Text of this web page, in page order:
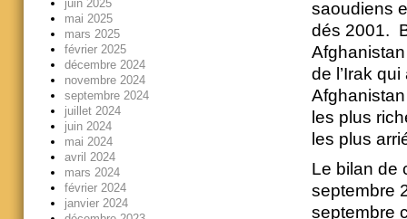
saoudiens
dés 2001.
de l’Irak
les plus
les plus
Le bilan de
septembre
septembre
juin 2025
mai 2025
mars 2025
février 2025
décembre 2024
novembre 2024
septembre 2024
juillet 2024
juin 2024
mai 2024
avril 2024
mars 2024
février 2024
janvier 2024